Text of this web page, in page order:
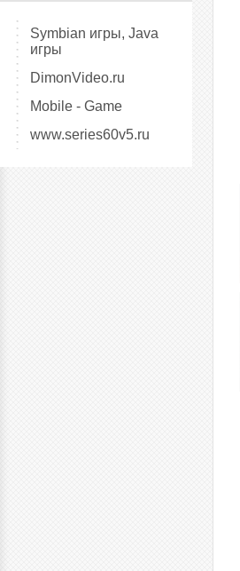
Symbian игры, Java
игры
DimonVideo.ru
Mobile - Game
www.series60v5.ru